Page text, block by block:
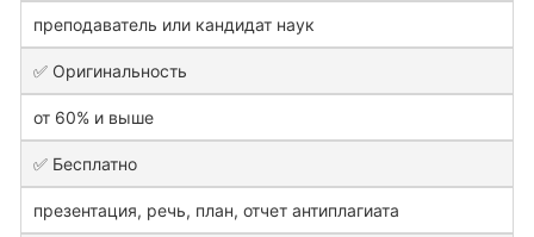
преподаватель или кандидат наук
✅ Оригинальность
от 60% и выше
✅ Бесплатно
презентация, речь, план, отчет антиплагиата